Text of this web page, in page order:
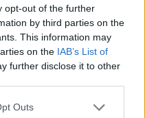
opt-out of the further
by third parties on the
This information may
on the IAB’s List of
further disclose it to other
Outs
Δημοφιλή